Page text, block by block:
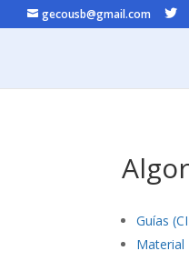
gecousb@gmail.com
Guías
Material